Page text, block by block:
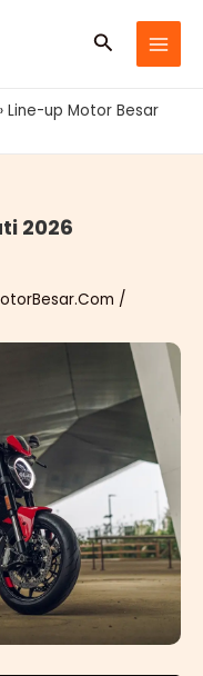
Cari
Line-up Motor Besar
2026
/